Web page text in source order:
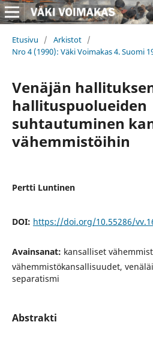
Etusivu / Arkistot /
Nro 4 (1990): Väki Voimakas 4. Suomi
Venäjän
hallituspuolueiden
suhtautuminen
vähemmistöihin
Pertti Luntinen
DOI: https://doi.org/10.55286/
Avainsanat: kansalliset
vähemmistökansallisuudet,
separatismi
Abstrakti